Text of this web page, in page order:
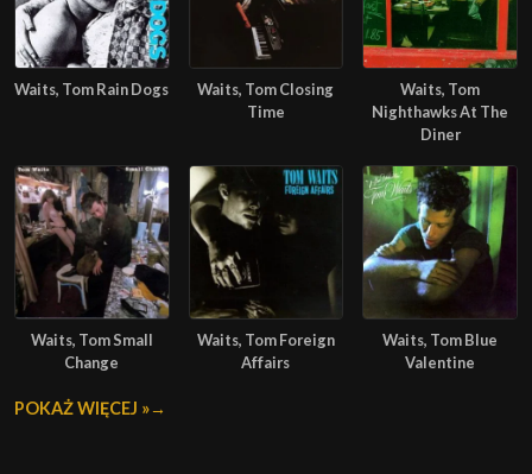
Waits, Tom Rain Dogs
Waits, Tom Closing
Time
Waits, Tom
Nighthawks At The
Diner
Waits, Tom Small
Change
Waits, Tom Foreign
Affairs
Waits, Tom Blue
Valentine
POKAŻ WIĘCEJ »